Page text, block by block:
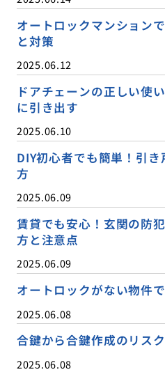
オートロックマンション
と対策
2025.06.12
ドアチェーンの正しい使
に引き出す
2025.06.10
DIY初心者でも簡単！引
方
2025.06.09
賃貸でも安心！玄関の防
方と注意点
2025.06.09
オートロックがない物件
2025.06.08
合鍵から合鍵作成のリス
2025.06.08